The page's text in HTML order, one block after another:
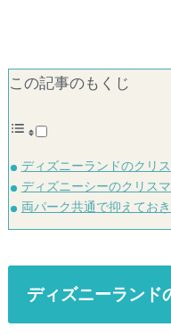
この記事のもくじ
ディズニーランドのクリ
ディズニーシーのクリス
両パーク共通で抑えてお
ディズニーランド